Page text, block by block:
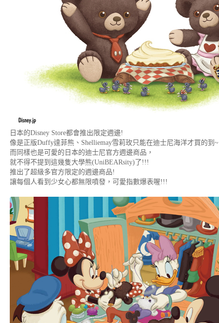
日本的Disney Store都會推出限定週邊!
像是正版Duffy達菲熊、Shelliemay雪莉玫只能在迪士尼海洋才買的到~
而同樣也是可愛的日本的迪士尼官方週邊商品，
就不得不提到這幾隻大學熊(UniBEARsity)了!!!
推出了超級多官方限定的週邊商品!
讓每個人看到少女心都無限噴發，可愛指數爆表喔!!!